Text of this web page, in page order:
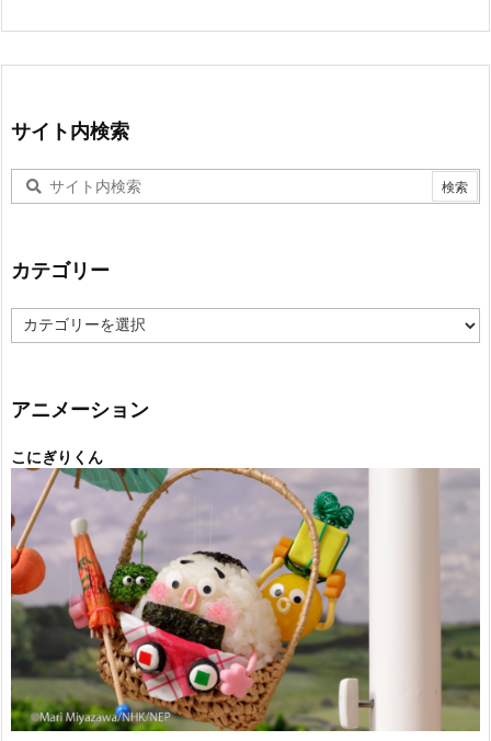
サイト内検索
カテゴリー
テ
ー
アニメーション
こにぎりくん